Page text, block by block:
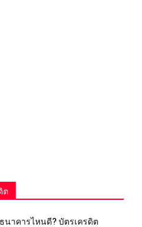
ต
นาคารไหนดี? บัตรเครดิต